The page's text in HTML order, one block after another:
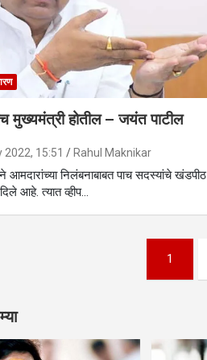
मुख्यमंत्री होतील – जयंत पाटील
15:51 Rahul Maknikar
आमदारांच्या निलंबनाबाबत पाच सदस्यांचे खंडपीठ
आहे. त्यात व्हीप…
1